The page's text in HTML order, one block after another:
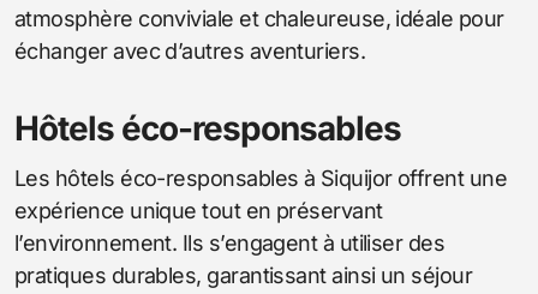
atmosphère conviviale et chaleureuse, idéale pour
échanger avec d’autres aventuriers.
Hôtels éco-responsables
Les hôtels éco-responsables à Siquijor offrent une
expérience unique tout en préservant
l’environnement. Ils s’engagent à utiliser des
pratiques durables, garantissant ainsi un séjour